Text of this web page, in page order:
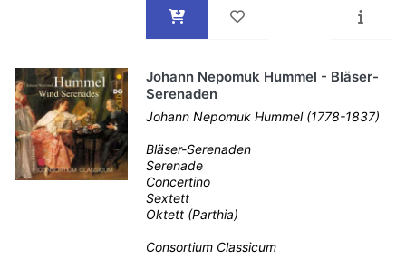
Johann Nepomuk Hummel - Bläser-
Serenaden
Johann Nepomuk Hummel (1778-1837)
Bläser-Serenaden
Serenade
Concertino
Sextett
Oktett (Parthia)
Consortium Classicum